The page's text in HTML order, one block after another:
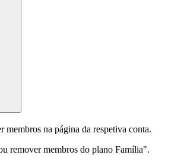
na página da respetiva conta.
remover membros do plano Família".